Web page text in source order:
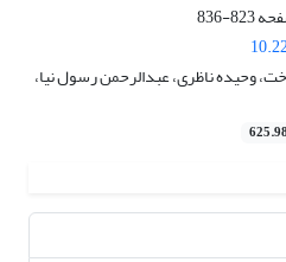
823-836
وحیده ناظری، عبدالرحمن رسول نیا،